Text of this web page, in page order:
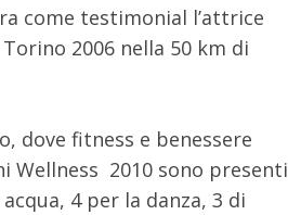
come testimonial l’attrice
2006 nella 50 km di
dove fitness e benessere
Wellness 2010 sono presenti
4 per la danza, 3 di